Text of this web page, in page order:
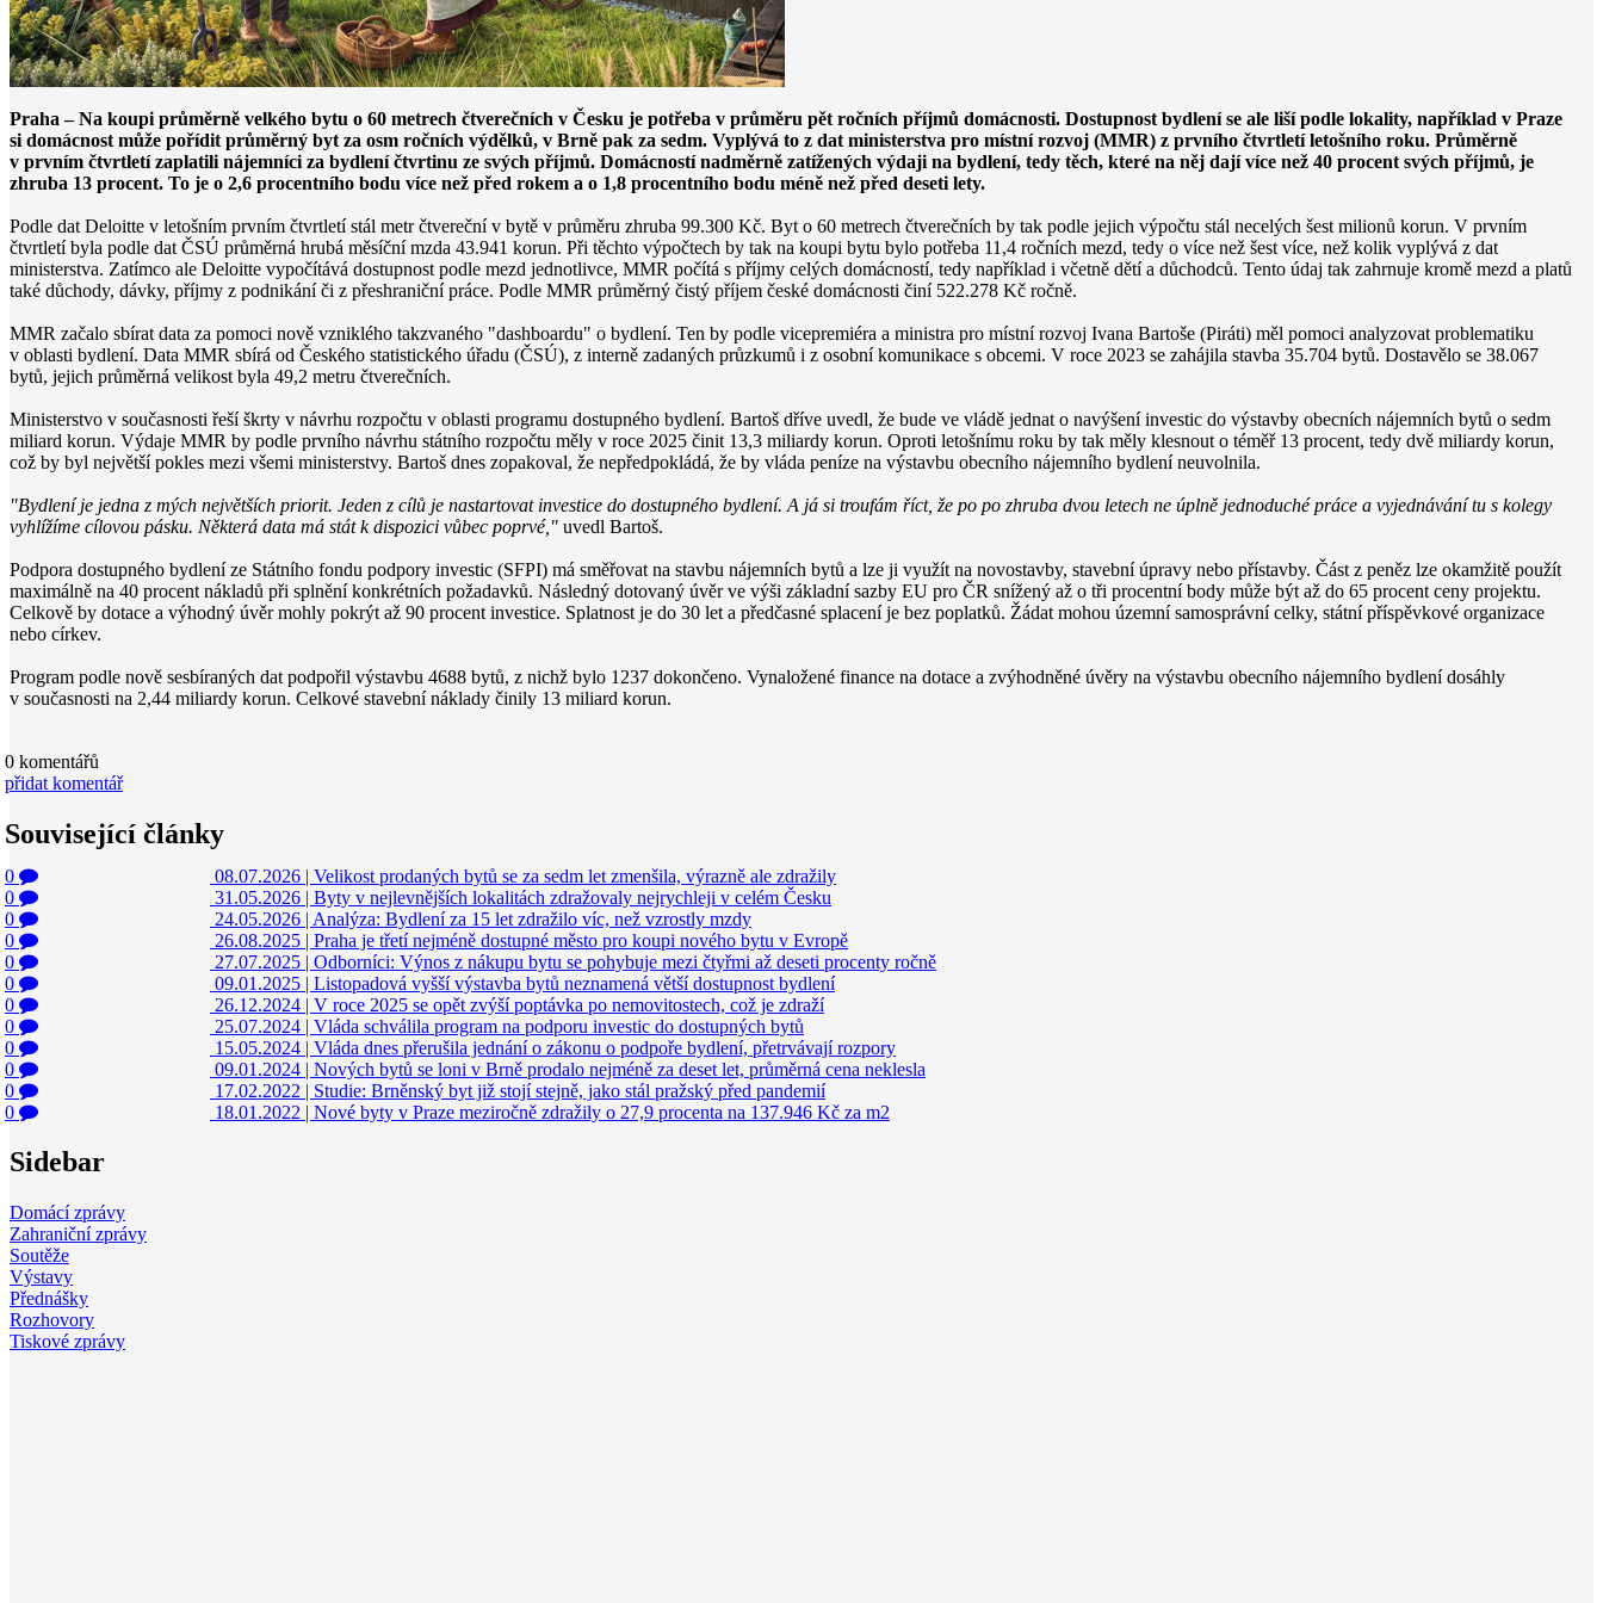
Praha – Na koupi průměrně velkého bytu o 60 metrech čtverečních v Česku je potřeba v průměru pět ročních příjmů domácnosti. Dostupnost bydlení se ale liší podle lokality, například v Praze
si domácnost může pořídit průměrný byt za osm ročních výdělků, v Brně pak za sedm. Vyplývá to z dat ministerstva pro místní rozvoj (MMR) z prvního čtvrtletí letošního roku. Průměrně
v prvním čtvrtletí zaplatili nájemníci za bydlení čtvrtinu ze svých příjmů. Domácností nadměrně zatížených výdaji na bydlení, tedy těch, které na něj dají více než 40 procent svých příjmů, je
zhruba 13 procent. To je o 2,6 procentního bodu více než před rokem a o 1,8 procentního bodu méně než před deseti lety.
Podle dat Deloitte v letošním prvním čtvrtletí stál metr čtvereční v bytě v průměru zhruba 99.300 Kč. Byt o 60 metrech čtverečních by tak podle jejich výpočtu stál necelých šest milionů korun. V prvním
čtvrtletí byla podle dat ČSÚ průměrná hrubá měsíční mzda 43.941 korun. Při těchto výpočtech by tak na koupi bytu bylo potřeba 11,4 ročních mezd, tedy o více než šest více, než kolik vyplývá z dat
ministerstva. Zatímco ale Deloitte vypočítává dostupnost podle mezd jednotlivce, MMR počítá s příjmy celých domácností, tedy například i včetně dětí a důchodců. Tento údaj tak zahrnuje kromě mezd a platů
také důchody, dávky, příjmy z podnikání či z přeshraniční práce. Podle MMR průměrný čistý příjem české domácnosti činí 522.278 Kč ročně.
MMR začalo sbírat data za pomoci nově vzniklého takzvaného "dashboardu" o bydlení. Ten by podle vicepremiéra a ministra pro místní rozvoj Ivana Bartoše (Piráti) měl pomoci analyzovat problematiku
v oblasti bydlení. Data MMR sbírá od Českého statistického úřadu (ČSÚ), z interně zadaných průzkumů i z osobní komunikace s obcemi. V roce 2023 se zahájila stavba 35.704 bytů. Dostavělo se 38.067
bytů, jejich průměrná velikost byla 49,2 metru čtverečních.
Ministerstvo v současnosti řeší škrty v návrhu rozpočtu v oblasti programu dostupného bydlení. Bartoš dříve uvedl, že bude ve vládě jednat o navýšení investic do výstavby obecních nájemních bytů o sedm
miliard korun. Výdaje MMR by podle prvního návrhu státního rozpočtu měly v roce 2025 činit 13,3 miliardy korun. Oproti letošnímu roku by tak měly klesnout o téměř 13 procent, tedy dvě miliardy korun,
což by byl největší pokles mezi všemi ministerstvy. Bartoš dnes zopakoval, že nepředpokládá, že by vláda peníze na výstavbu obecního nájemního bydlení neuvolnila.
"Bydlení je jedna z mých největších priorit. Jeden z cílů je nastartovat investice do dostupného bydlení. A já si troufám říct, že po po zhruba dvou letech ne úplně jednoduché práce a vyjednávání tu s kolegy
vyhlížíme cílovou pásku. Některá data má stát k dispozici vůbec poprvé," uvedl Bartoš.
Podpora dostupného bydlení ze Státního fondu podpory investic (SFPI) má směřovat na stavbu nájemních bytů a lze ji využít na novostavby, stavební úpravy nebo přístavby. Část z peněz lze okamžitě použít
maximálně na 40 procent nákladů při splnění konkrétních požadavků. Následný dotovaný úvěr ve výši základní sazby EU pro ČR snížený až o tři procentní body může být až do 65 procent ceny projektu.
Celkově by dotace a výhodný úvěr mohly pokrýt až 90 procent investice. Splatnost je do 30 let a předčasné splacení je bez poplatků. Žádat mohou územní samosprávní celky, státní příspěvkové organizace
nebo církev.
Program podle nově sesbíraných dat podpořil výstavbu 4688 bytů, z nichž bylo 1237 dokončeno. Vynaložené finance na dotace a zvýhodněné úvěry na výstavbu obecního nájemního bydlení dosáhly
v současnosti na 2,44 miliardy korun. Celkové stavební náklady činily 13 miliard korun.
0 komentářů
přidat komentář
Související články
0 08.07.2026 | Velikost prodaných bytů se za sedm let zmenšila, výrazně ale zdražily
0
31.05.2026 | Byty v nejlevnějších lokalitách zdražovaly nejrychleji v celém Česku
0
24.05.2026 | Analýza: Bydlení za 15 let zdražilo víc, než vzrostly mzdy
0
26.08.2025 | Praha je třetí nejméně dostupné město pro koupi nového bytu v Evropě
0
27.07.2025 | Odborníci: Výnos z nákupu bytu se pohybuje mezi čtyřmi až deseti procenty ročně
0
09.01.2025 | Listopadová vyšší výstavba bytů neznamená větší dostupnost bydlení
0
26.12.2024 | V roce 2025 se opět zvýší poptávka po nemovitostech, což je zdraží
0
25.07.2024 | Vláda schválila program na podporu investic do dostupných bytů
0
15.05.2024 | Vláda dnes přerušila jednání o zákonu o podpoře bydlení, přetrvávají rozpory
0
09.01.2024 | Nových bytů se loni v Brně prodalo nejméně za deset let, průměrná cena neklesla
0
17.02.2022 | Studie: Brněnský byt již stojí stejně, jako stál pražský před pandemií
0
18.01.2022 | Nové byty v Praze meziročně zdražily o 27,9 procenta na 137.946 Kč za m2
Sidebar
Domácí zprávy
Zahraniční zprávy
Soutěže
Výstavy
Přednášky
Rozhovory
Tiskové zprávy